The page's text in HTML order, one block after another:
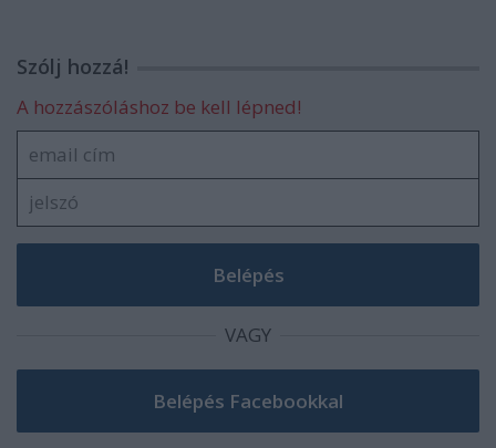
Szólj hozzá!
A hozzászóláshoz be kell lépned!
VAGY